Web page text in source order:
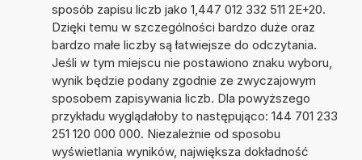
sposób zapisu liczb jako 1,447 012 332 511 2E+20.
Dzięki temu w szczególności bardzo duże oraz
bardzo małe liczby są łatwiejsze do odczytania.
Jeśli w tym miejscu nie postawiono znaku wyboru,
wynik będzie podany zgodnie ze zwyczajowym
sposobem zapisywania liczb. Dla powyższego
przykładu wyglądałoby to następująco: 144 701 233
251 120 000 000. Niezależnie od sposobu
wyświetlania wyników, największa dokładność